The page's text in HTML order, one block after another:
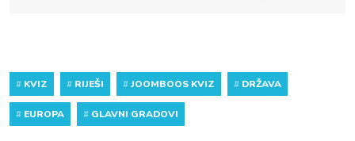
# KVIZ # RIJEŠI #JOOMBOOS KVIZ # DRŽAVA
# EUROPA # GLAVNI GRADOVI